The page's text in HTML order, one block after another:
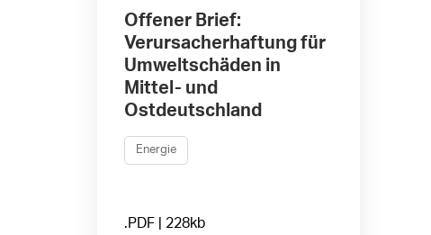
Offener Brief:
Verursacherhaftung für
Umweltschäden in
Mittel- und
Ostdeutschland
Energie
.PDF | 228kb